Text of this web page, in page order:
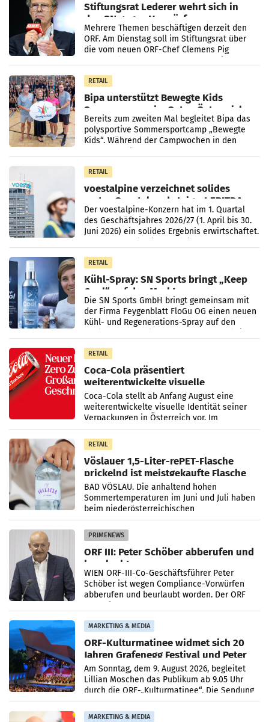
Stiftungsrat Lederer wehrt sich in
den SN gegen Vorwürfe
Mehrere Themen beschäftigen derzeit den
ORF. Am Dienstag soll im Stiftungsrat über
die vom neuen ORF-Chef Clemens Pig
RETAIL
Bipa unterstützt Bewegte Kids
Sommercamps im Osten Österreichs
Bereits zum zweiten Mal begleitet Bipa das
polysportive Sommersportcamp „Bewegte
Kids“. Während der Campwochen in den
RETAIL
voestalpine verzeichnet solides
erstes Quartal und steigert EBITDA
Der voestalpine-Konzern hat im 1. Quartal
des Geschäftsjahres 2026/27 (1. April bis 30.
Juni 2026) ein solides Ergebnis erwirtschaftet.
RETAIL
Kühl-Spray: SN Sports bringt „Keep
Cool“ auf den Markt
Die SN Sports GmbH bringt gemeinsam mit
der Firma Feygenblatt FloGu OG einen neuen
Kühl- und Regenerations-Spray auf den
RETAIL
Coca-Cola präsentiert
weiterentwickelte visuelle
Markenidentität
Coca-Cola stellt ab Anfang August eine
weiterentwickelte visuelle Identität seiner
Verpackungen in Österreich vor. Im
Mittelpunkt des Redesigns stehen zentrale
Gestaltungselemente
RETAIL
Vöslauer 1,5-Liter-rePET-Flasche
prickelnd ist meistgekaufte Flasche
Österreichs
BAD VÖSLAU. Die anhaltend hohen
Sommertemperaturen im Juni und Juli haben
beim niederösterreichischen
Getränkehersteller Vöslauer zu deutlichen
Absatzzuwächsen geführt. Während
PRIMENEWS
ORF III: Peter Schöber abberufen und
beurlaubt
WIEN ORF-III-Co-Geschäftsführer Peter
Schöber ist wegen Compliance-Vorwürfen
abberufen und beurlaubt worden. Der ORF
MARKETING & MEDIA
ORF-Kulturmatinee widmet sich 20
Jahren Grafenegg Festival und Peter
Simonischek
Am Sonntag, dem 9. August 2026, begleitet
Lillian Moschen das Publikum ab 9.05 Uhr
durch die ORF-„Kulturmatinee“. Die Sendung
startet mit der Dokumentation „20 Jahre
Grafenegg
MARKETING & MEDIA